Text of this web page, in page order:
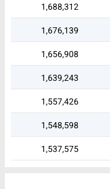
1,688,312
1,676,139
1,656,908
1,639,243
1,557,426
1,548,598
1,537,575